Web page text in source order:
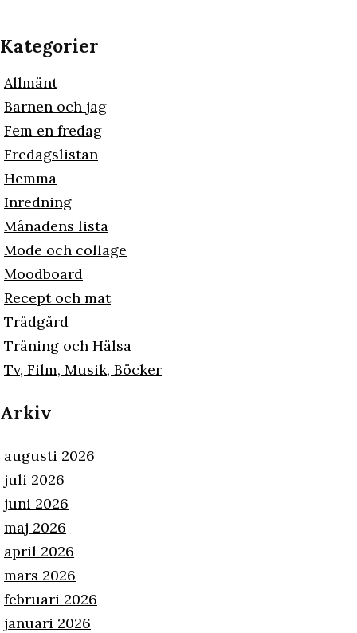
Kategorier
Allmänt
Barnen och jag
Fem en fredag
Fredagslistan
Hemma
Inredning
Månadens lista
Mode och collage
Moodboard
Recept och mat
Trädgård
Träning och Hälsa
Tv, Film, Musik, Böcker
Arkiv
augusti 2026
juli 2026
juni 2026
maj 2026
april 2026
mars 2026
februari 2026
januari 2026